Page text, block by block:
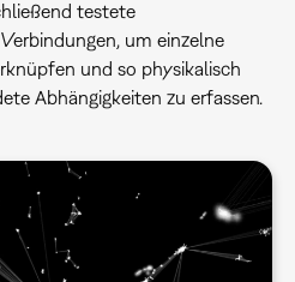
testete
um einzelne
und so physikalisch
Abhängigkeiten zu erfassen.